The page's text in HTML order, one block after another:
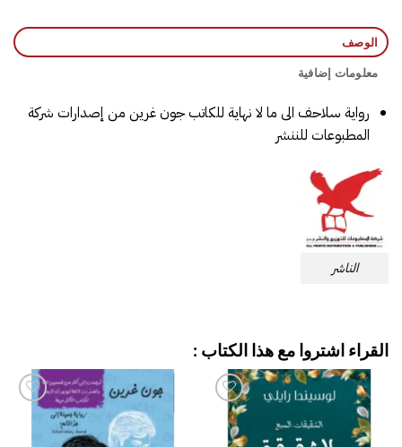
الوصف
معلومات إضافية
رواية سلاحف الى ما لا نهاية للكاتب جون غرين من إصدارات شركة
المطبوعات للننشر
الناشر
القراء اشتروا مع هذا الكتاب :
إضافة
إلى
قائمة